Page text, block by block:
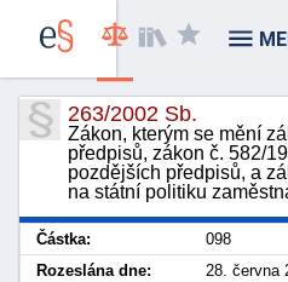
263/2002 Sb.
Zákon, kterým se mění
předpisů, zákon č. 582/
pozdějších předpisů, a
na státní politiku
Částka: 098
Rozeslána dne:
28. června